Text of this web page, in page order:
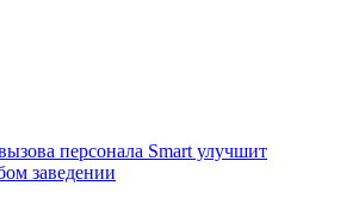
персонала Smart улучшит
заведении